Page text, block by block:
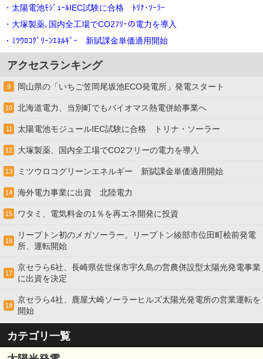
・太陽電池ﾓｼﾞｭｰﾙIEC試験に合格 ﾄﾘﾅ･ｿｰﾗｰ
・大塚製薬､国内全工場でCO2ﾌﾘｰの電力を導入
・ﾐﾂｳﾛｺｸﾞﾘｰﾝｴﾈﾙｷﾞｰ 新賦課金単価適用開始
アクセスランキング
9 岡山県の「いちご笠岡尾坂池ECO発電所」発電スタート
10 北海道電力、当別町でもバイオマス熱電併給事業へ
11 太陽電池モジュールIEC試験に合格 トリナ・ソーラー
12 大塚製薬、国内全工場でCO2フリーの電力を導入
13 ミツウロコグリーンエネルギー 新賦課金単価適用開始
14 海外電力事業に出資 北陸電力
15 ワタミ、電気料金の1％を再エネ開発に投資
16
リープトン初のメガソーラー。リープトン綾部市位田町桧前発電
所、運転開始
17
京セラら6社、長崎県佐世保市宇久島の営農併設型太陽光発電事業
に出資を決定
18
京セラら4社、鹿屋大崎ソーラーヒルズ太陽光発電所の営業運転を
開始
カテゴリ一覧